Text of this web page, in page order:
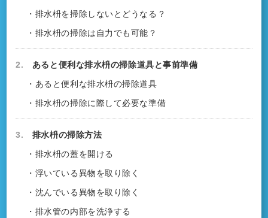
・排水枡を掃除しないとどうなる？
・排水枡の掃除は自力でも可能？
2. あると便利な排水枡の掃除道具と事前準備
・あると便利な排水枡の掃除道具
・排水枡の掃除に際して必要な準備
3. 排水枡の掃除方法
・排水枡の蓋を開ける
・浮いている異物を取り除く
・沈んでいる異物を取り除く
・排水管の内部を洗浄する